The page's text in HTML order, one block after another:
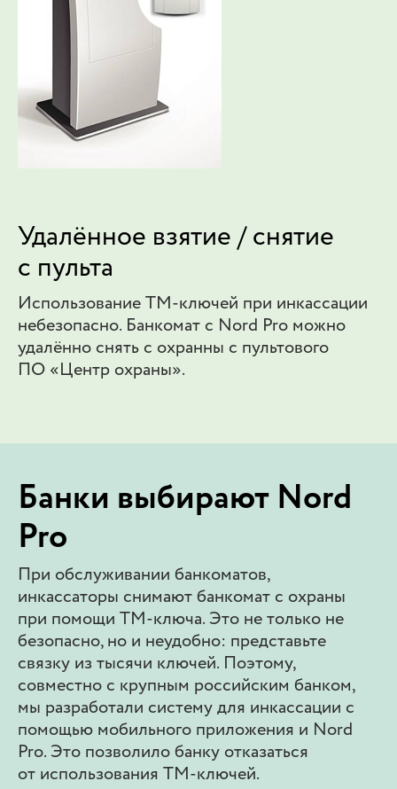
Удалённое взятие / снятие
с пульта
Использование ТМ-ключей при инкассации
небезопасно. Банкомат с Nord Pro можно
удалённо снять с охранны с пультового
ПО «Центр охраны».
Банки выбирают Nord
Pro
При обслуживании банкоматов,
инкассаторы снимают банкомат с охраны
при помощи ТМ-ключа. Это не только не
безопасно, но и неудобно: представьте
связку из тысячи ключей. Поэтому,
совместно с крупным российским банком,
мы разработали систему для инкассации с
помощью мобильного приложения и Nord
Pro. Это позволило банку отказаться
от использования ТМ-ключей.